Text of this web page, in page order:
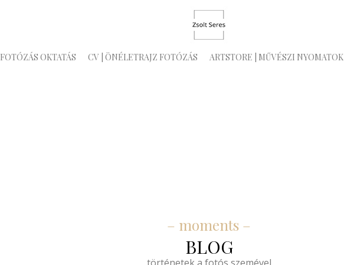
FOTÓZÁS OKTATÁS CV | ÖNÉLETRAJZ FOTÓZÁS ARTSTORE | MŰVÉSZI NYOMATOK
– moments –
BLOG